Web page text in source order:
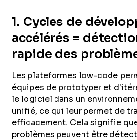
1. Cycles de
accélérés =
rapide des
Les plateformes low-code
équipes de prototyper et
le logiciel dans un
unifié, ce qui leur permet de
efficacement. Cela signifie
problèmes peuvent être